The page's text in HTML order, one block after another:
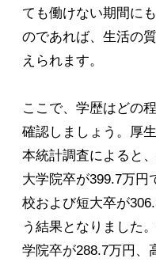
ても働けない期間に
のであれば、生活の
えられます。
ここで、学歴はどの
確認しましょう。厚
本統計調査によると
大学院卒が399.7万円
校および短大卒が
う結果となりました
学院卒が288.7万円、